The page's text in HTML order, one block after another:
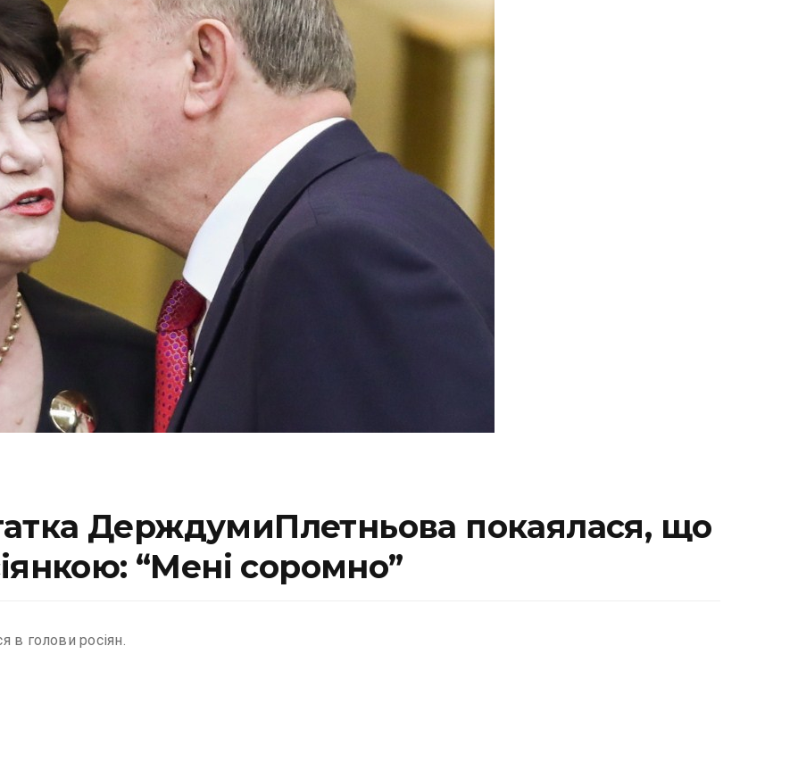
ДерждумиПлетньова покаялася, що
“Мені соромно”
в голови росіян.